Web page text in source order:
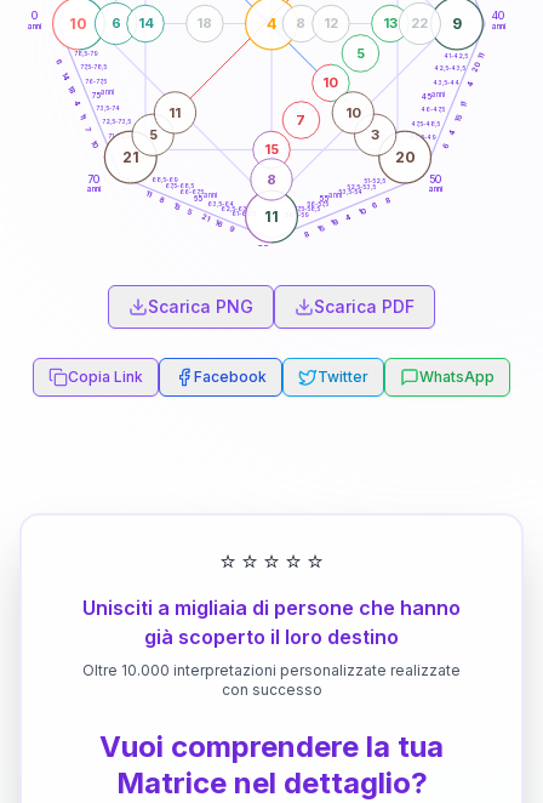
0
anni
40
anni
50
anni
60
70
anni
41-42,5
42,5-43,5
43,5-44
46-47,5
47,5-48,5
48,5-49
51-52,5
52,5-53,5
53,5-54
56-57,5
57,5-58,5
58,5-59
61-62,5
62,5-63,5
63,5-64
66-67,5
67,5-68,5
68,5-69
71-72,5
72,5-73,5
73,5-74
76-77,5
77,5-78,5
78,5-79 11
20
4
11
15
4
6
8
6
10
4
19
15
8
9
16
21
5
13
8
11
10
7
11
4
18
14
6
10 9
11
4
21 20
15
7
10
5
13
6 22
8
14 8 12
18
5
11
3
10
45anni
55anni
65anni
75anni
Scarica PNG Scarica PDF
Copia Link Facebook Twitter WhatsApp
⭐ ⭐ ⭐ ⭐ ⭐
Unisciti a migliaia di persone che hanno
già scoperto il loro destino
Oltre 10.000 interpretazioni personalizzate realizzate
con successo
Vuoi comprendere la tua
Matrice nel dettaglio?